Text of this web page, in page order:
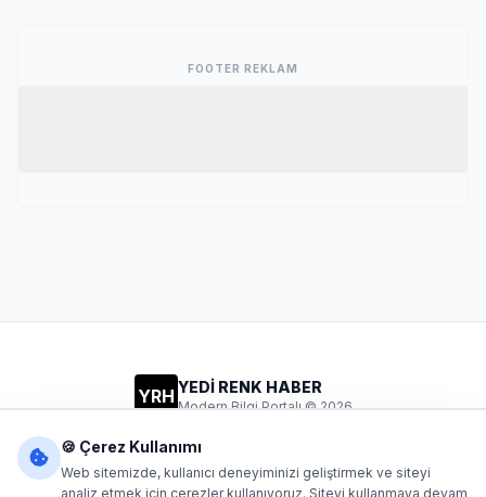
FOOTER REKLAM
YRH YEDİ RENK HABER
Modern Bilgi Portalı © 2026
🍪 Çerez Kullanımı
Web sitemizde, kullanıcı deneyiminizi geliştirmek ve siteyi
analiz etmek için çerezler kullanıyoruz. Siteyi kullanmaya devam